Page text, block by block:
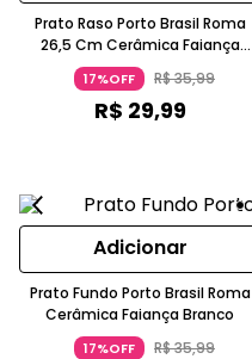
Prato Raso Porto Brasil Roma
26,5 Cm Cerâmica Faiança
Branco
17%OFF R$35,99
R$ 29,99
Adicionar
Prato Fundo Porto Brasil Roma
Cerâmica Faiança Branco
17%OFF R$35,99